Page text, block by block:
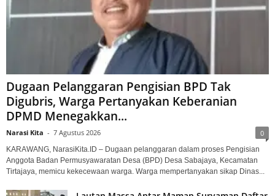
Dugaan Pelanggaran Pengisian BPD Tak
Digubris, Warga Pertanyakan Keberanian
DPMD Menegakkan...
Narasi Kita - 7 Agustus 2026 0
KARAWANG, NarasiKita.ID – Dugaan pelanggaran dalam proses Pengisian
Anggota Badan Permusyawaratan Desa (BPD) Desa Sabajaya, Kecamatan
Tirtajaya, memicu kekecewaan warga. Warga mempertanyakan sikap Dinas...